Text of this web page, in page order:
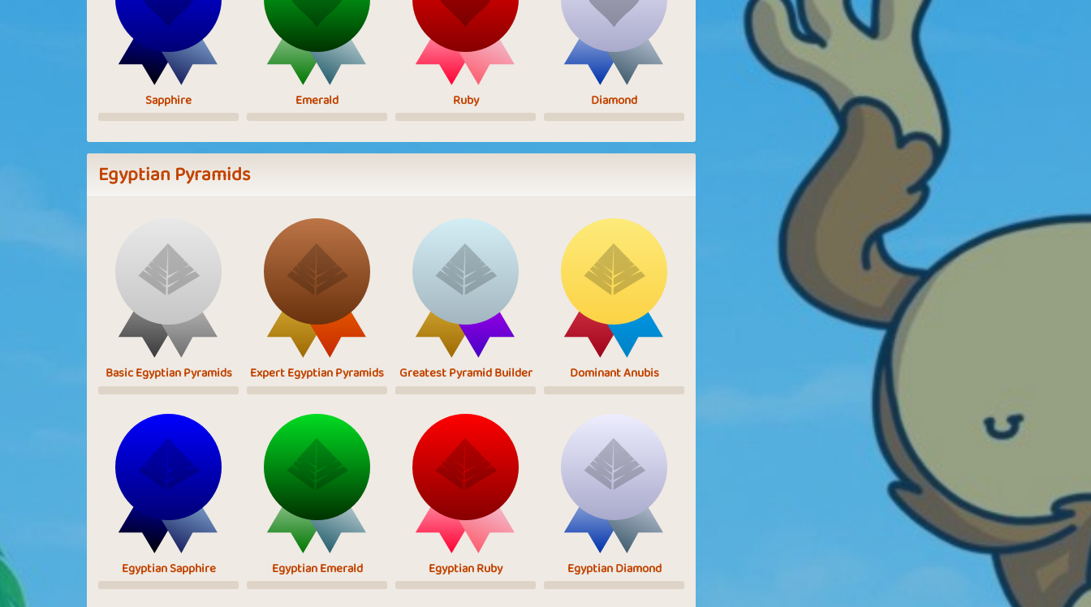
Sapphire Emerald Ruby Diamond
Egyptian Pyramids
Basic Egyptian Pyramids Expert Egyptian Pyramids Greatest Pyramid Builder Dominant Anubis
Egyptian Sapphire Egyptian Emerald Egyptian Ruby Egyptian Diamond